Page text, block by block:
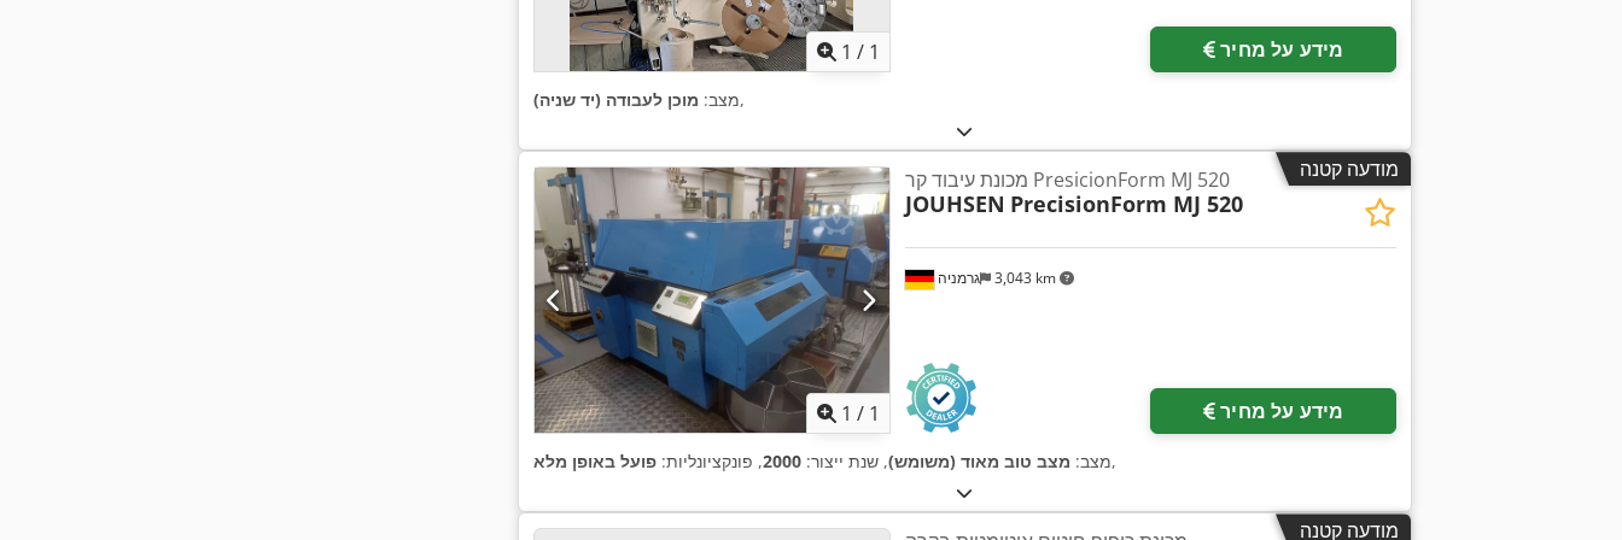
1 / 1 מידע על מחיר
מצב: מוכן לעבודה (יד שניה) ,
מודעה קטנה
1 / 1
גרמניה 3,043 km
מכונת עיבוד קר PresicionForm MJ 520
JOUHSEN PrecisionForm MJ 520
מידע על מחיר
מצב: מצב טוב מאוד (משומש), שנת ייצור: 2000, פונקציונליות: פועל באופן מלא ,
מודעה קטנה